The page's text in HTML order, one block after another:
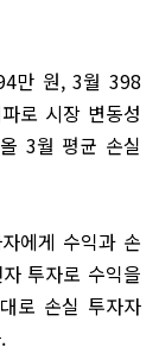
만 원, 3월 398
로 시장 변동성
3월 평균 손실
에게 수익과 손
투자로 수익을
로 손실 투자자